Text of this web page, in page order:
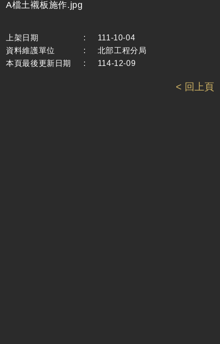
A檔土襯板施作.jpg
上架日期 :
111-10-04
資料維護單位
:
北部工程分局
本頁最後更新日期
: 114-12-09
< 回上頁